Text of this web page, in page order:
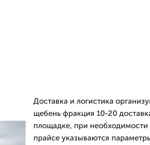
Доставка и логистика
щебень фракция 10-20
площадке, при
прайсе указываются